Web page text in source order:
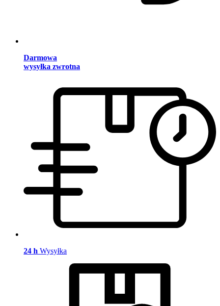
Darmowa
wysyłka zwrotna
24 h Wysyłka